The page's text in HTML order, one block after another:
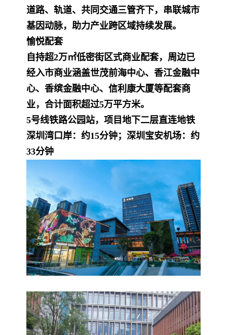
道路、轨道、共同交通三管齐下，串联城市
基因动脉，助力产业跨区域持续发展。
愉悦配套
自持超2万㎡低密街区式商业配套，周边已
经入市商业涵盖世茂前海中心、香江金融中
心、香缤金融中心、信利康大厦等配套商
业，合计面积超过5万平方米。
5号线铁路公园站，项目地下二层直连地铁
深圳湾口岸：约15分钟；深圳宝安机场：约
33分钟